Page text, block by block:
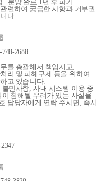
분양 완료 1년 후 파기
련하여 궁금한 사항과 거부권
다.
2688
를 총괄해서 책임지고,
리 및 피해구제 등을 위하여
고 있습니다.
만사항, 사내 시스템 이용 중
침해될 우려가 있는 사실을
담당자에게 연락 주시면, 즉시